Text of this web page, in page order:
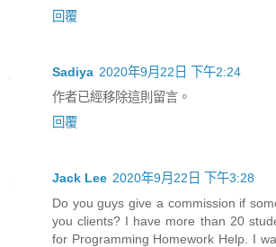
回覆
Sadiya 2020年9月22日 下午2:24
作者已經移除這則留言。
回覆
Jack Lee 2020年9月22日 下午3:28
Do you guys give a commission if
you clients? I have more than 20
for Programming Homework Help . I